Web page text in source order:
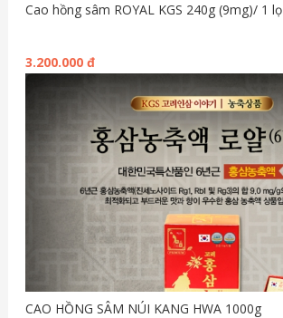
Cao hồng sâm ROYAL KGS 240g (9mg)/ 1 lọ
3.200.000 đ
CAO HỒNG SÂM NÚI KANG HWA 1000g